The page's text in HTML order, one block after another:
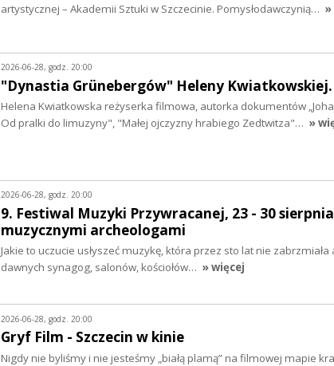
artystycznej – Akademii Sztuki w Szczecinie. Pomysłodawczynią… »
2026-06-28, godz. 20:00
"Dynastia Grünebergów" Heleny Kwiatkowskiej.
Helena Kwiatkowska reżyserka filmowa, autorka dokumentów
Od pralki do limuzyny", "Małej ojczyzny hrabiego Zedtwitza"… »
2026-06-28, godz. 20:00
9. Festiwal Muzyki Przywracanej, 23 - 30
muzycznymi archeologami
Jakie to uczucie usłyszeć muzykę, która przez sto lat nie
dawnych synagog, salonów, kościołów… » więcej
2026-06-28, godz. 20:00
Gryf Film - Szczecin w kinie
Nigdy nie byliśmy i nie jesteśmy „białą plamą” na filmowej mapie